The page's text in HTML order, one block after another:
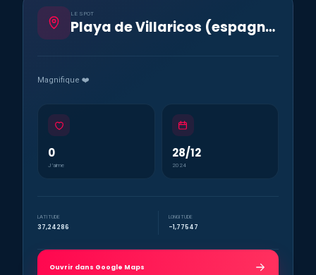
LE SPOT
Playa de Villaricos (espagne)
Magnifique ❤️
0
J’aime
28/12
2024
LATITUDE
37,24286
LONGITUDE
-1,77547
Ouvrir dans Google Maps